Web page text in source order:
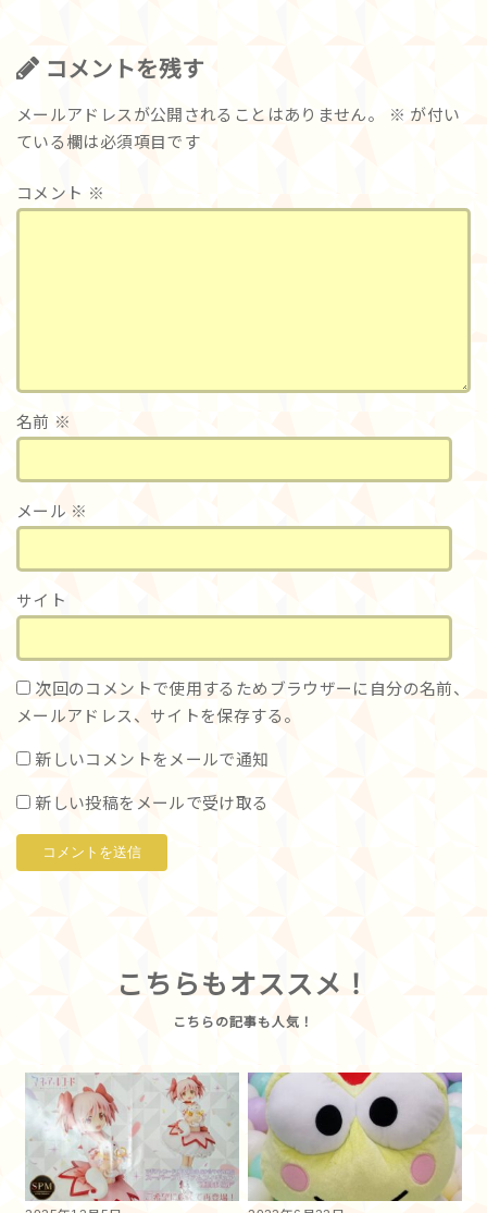
コメントを残す
メールアドレスが公開されることはありません。 ※ が付い
ている欄は必須項目です
コメント ※
名前 ※
メール ※
サイト
次回のコメントで使用するためブラウザーに自分の名前、
メールアドレス、サイトを保存する。
新しいコメントをメールで通知
新しい投稿をメールで受け取る
こちらもオススメ！